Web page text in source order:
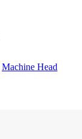
Machine Head